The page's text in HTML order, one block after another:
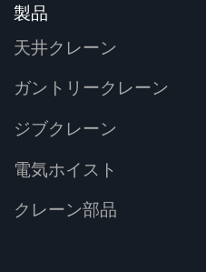
製品
天井クレーン
ガントリークレーン
ジブクレーン
電気ホイスト
クレーン部品